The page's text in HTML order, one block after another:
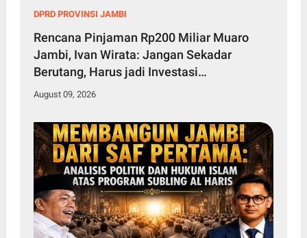
DPRD PROVINSI JAMBI
Rencana Pinjaman Rp200 Miliar Muaro
Jambi, Ivan Wirata: Jangan Sekadar
Berutang, Harus jadi Investasi
Pembangunan
August 09, 2026